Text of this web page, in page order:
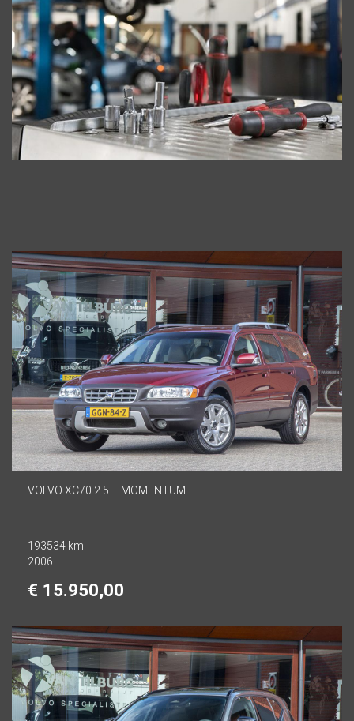
VOLVO XC70 2.5 T MOMENTUM
193534 km
2006
€ 15.950,00